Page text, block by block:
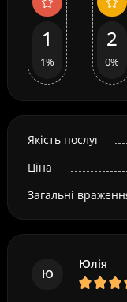
1
1%
2
0%
Якість послуг
Ціна
Загальні
Ю
Юлія